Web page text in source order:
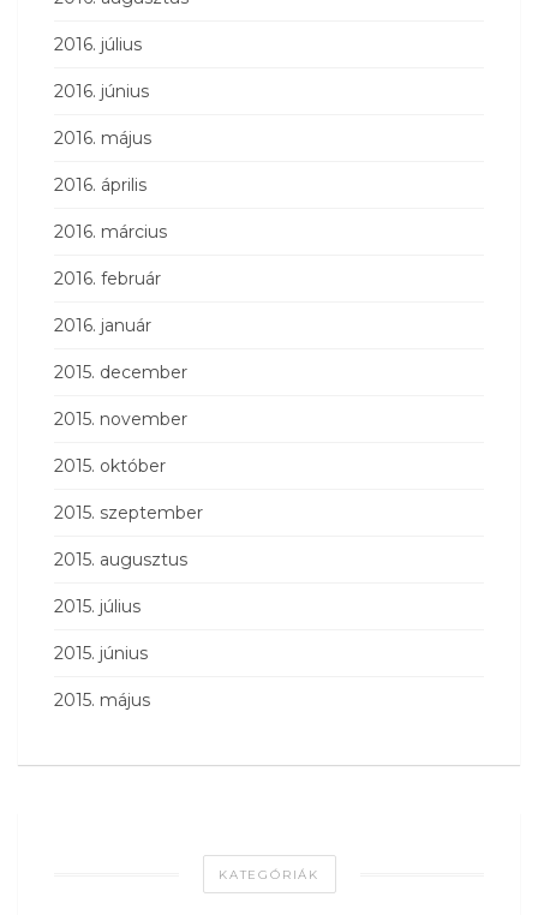
2016. július
2016. június
2016. május
2016. április
2016. március
2016. február
2016. január
2015. december
2015. november
2015. október
2015. szeptember
2015. augusztus
2015. július
2015. június
2015. május
KATEGÓRIÁK